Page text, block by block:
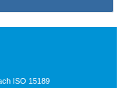
ISO 15189